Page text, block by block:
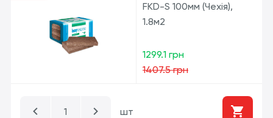
FKD-S 100мм (Чехія),
1.8м2
1299.1 грн
1407.5 грн
шт